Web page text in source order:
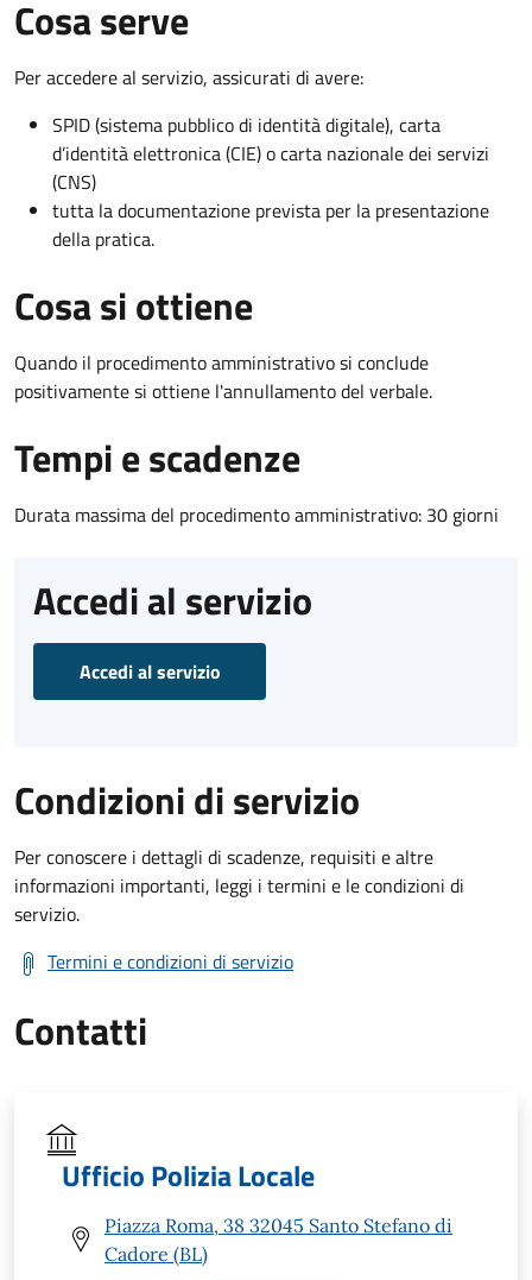
Cosa serve
Per accedere al servizio, assicurati di avere:
SPID (sistema pubblico di identità digitale), carta
d’identità elettronica (CIE) o carta nazionale dei servizi
(CNS)
tutta la documentazione prevista per la presentazione
della pratica.
Cosa si ottiene
Quando il procedimento amministrativo si conclude
positivamente si ottiene l'annullamento del verbale.
Tempi e scadenze
Durata massima del procedimento amministrativo: 30 giorni
Accedi al servizio
Accedi al servizio
Condizioni di servizio
Per conoscere i dettagli di scadenze, requisiti e altre
informazioni importanti, leggi i termini e le condizioni di
servizio.
Termini e condizioni di servizio
Contatti
Ufficio Polizia Locale
Piazza Roma, 38 32045 Santo Stefano di
Cadore (BL)